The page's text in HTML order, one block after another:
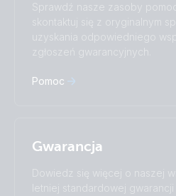
Русский
中國人
Sprawdź nasze zasoby
skontaktuj się z oryginalnym
uzyskania odpowiedniego
zgłoszeń gwarancyjnych.
Pomoc
Gwarancja
Dowiedz się więcej o naszej
letniej standardowej